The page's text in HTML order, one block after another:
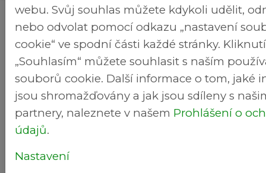
Fotogalerie
+ +
webu. Svůj souhlas můžete kdykoli udělit,
nebo odvolat pomocí odkazu „nastavení
cookie“ ve spodní části každé stránky.
„Souhlasím“ můžete souhlasit s naším
souborů cookie. Další informace o tom, jaké
jsou shromažďovány a jak jsou sdíleny s
partnery, naleznete v našem Prohlášení o
údajů.
Nastavení